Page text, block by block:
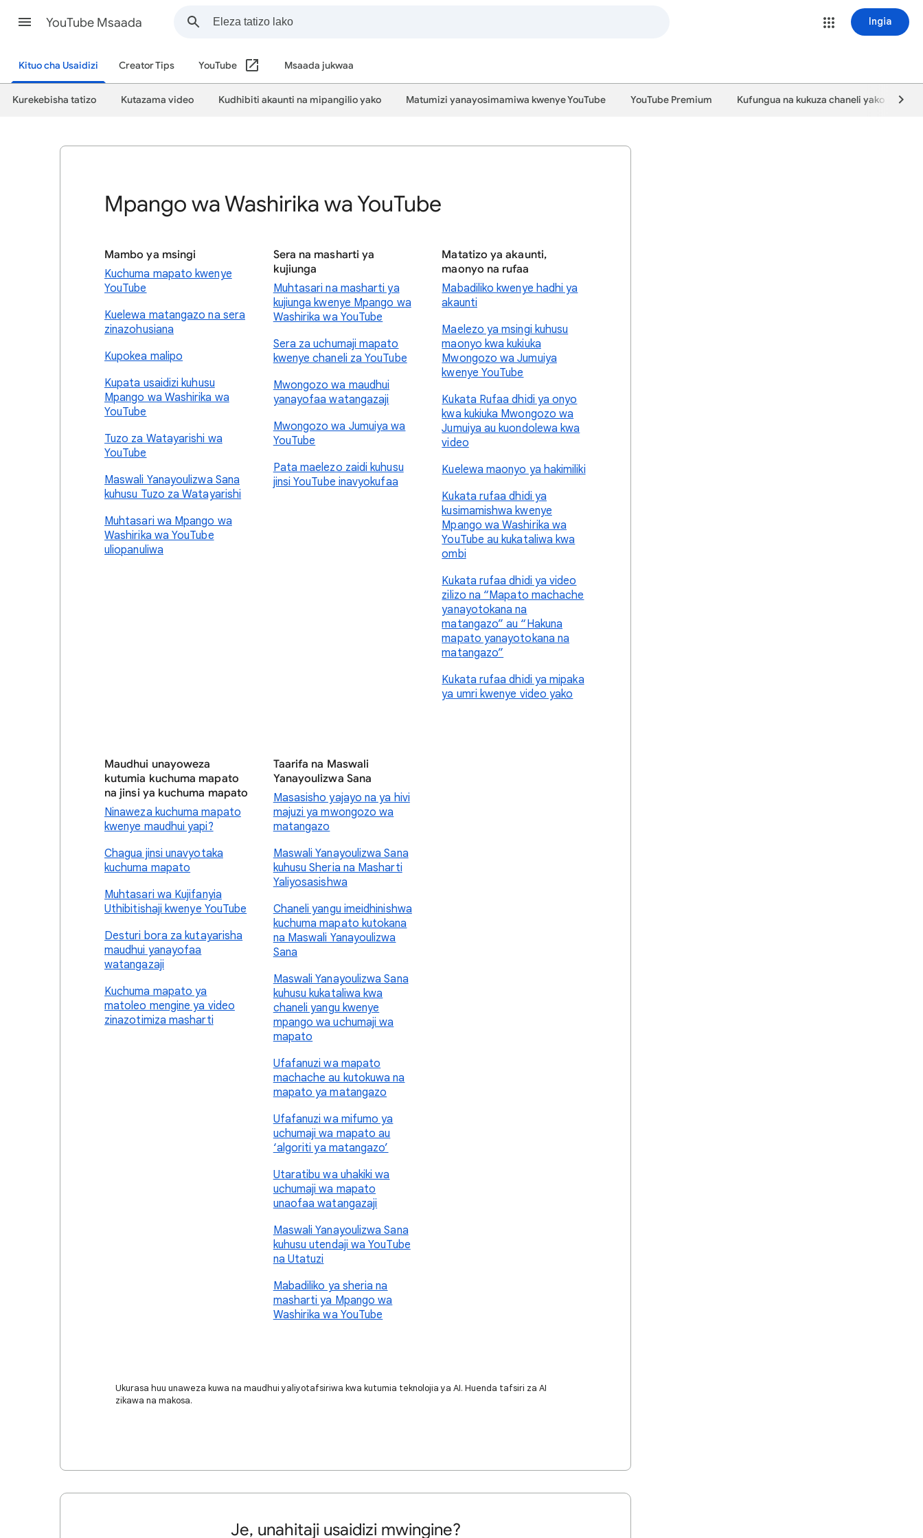
YouTube Msaada Ingia
Kituo cha Usaidizi Creator Tips YouTube Msaada jukwaa
Kurekebisha tatizo Kutazama video Kudhibiti akaunti na mipangilio yako Matumizi yanayosimamiwa kwenye YouTube YouTube Premium Kufungua na kukuza chaneli yako
Mpango wa Washirika wa YouTube
Mambo ya msingi
Kuchuma mapato kwenye
YouTube
Kuelewa matangazo na sera
zinazohusiana
Kupokea malipo
Kupata usaidizi kuhusu
Mpango wa Washirika wa
YouTube
Tuzo za Watayarishi wa
YouTube
Maswali Yanayoulizwa Sana
kuhusu Tuzo za Watayarishi
Muhtasari wa Mpango wa
Washirika wa YouTube
uliopanuliwa
Sera na masharti ya
kujiunga
Muhtasari na masharti ya
kujiunga kwenye Mpango wa
Washirika wa YouTube
Sera za uchumaji mapato
kwenye chaneli za YouTube
Mwongozo wa maudhui
yanayofaa watangazaji
Mwongozo wa Jumuiya wa
YouTube
Pata maelezo zaidi kuhusu
jinsi YouTube inavyokufaa
Matatizo ya akaunti,
maonyo na rufaa
Mabadiliko kwenye hadhi ya
akaunti
Maelezo ya msingi kuhusu
maonyo kwa kukiuka
Mwongozo wa Jumuiya
kwenye YouTube
Kukata Rufaa dhidi ya onyo
kwa kukiuka Mwongozo wa
Jumuiya au kuondolewa kwa
video
Kuelewa maonyo ya hakimiliki
Kukata rufaa dhidi ya
kusimamishwa kwenye
Mpango wa Washirika wa
YouTube au kukataliwa kwa
ombi
Kukata rufaa dhidi ya video
zilizo na “Mapato machache
yanayotokana na
matangazo” au “Hakuna
mapato yanayotokana na
matangazo”
Kukata rufaa dhidi ya mipaka
ya umri kwenye video yako
Maudhui unayoweza
kutumia kuchuma mapato
na jinsi ya kuchuma mapato
Ninaweza kuchuma mapato
kwenye maudhui yapi?
Chagua jinsi unavyotaka
kuchuma mapato
Muhtasari wa Kujifanyia
Uthibitishaji kwenye YouTube
Desturi bora za kutayarisha
maudhui yanayofaa
watangazaji
Kuchuma mapato ya
matoleo mengine ya video
zinazotimiza masharti
Taarifa na Maswali
Yanayoulizwa Sana
Masasisho yajayo na ya hivi
majuzi ya mwongozo wa
matangazo
Maswali Yanayoulizwa Sana
kuhusu Sheria na Masharti
Yaliyosasishwa
Chaneli yangu imeidhinishwa
kuchuma mapato kutokana
na Maswali Yanayoulizwa
Sana
Maswali Yanayoulizwa Sana
kuhusu kukataliwa kwa
chaneli yangu kwenye
mpango wa uchumaji wa
mapato
Ufafanuzi wa mapato
machache au kutokuwa na
mapato ya matangazo
Ufafanuzi wa mifumo ya
uchumaji wa mapato au
‘algoriti ya matangazo’
Utaratibu wa uhakiki wa
uchumaji wa mapato
unaofaa watangazaji
Maswali Yanayoulizwa Sana
kuhusu utendaji wa YouTube
na Utatuzi
Mabadiliko ya sheria na
masharti ya Mpango wa
Washirika wa YouTube
Ukurasa huu unaweza kuwa na maudhui yaliyotafsiriwa kwa kutumia teknolojia ya AI. Huenda tafsiri za AI
zikawa na makosa.
Je, unahitaji usaidizi mwingine?